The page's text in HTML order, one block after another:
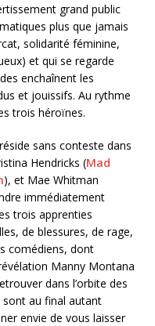
grand public
plus que jamais
solidarité féminine,
et qui se regarde
enchaînent les
et jouissifs. Au rythme
trois héroïnes.
sans conteste dans
Hendricks (Mad
), et Mae Whitman
immédiatement
trois apprenties
de blessures, de rage,
comédiens, dont
Manny Montana
dans l’orbite des
au final autant
envie de vous laisser